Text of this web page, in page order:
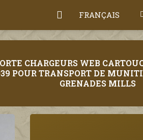
FRANÇAIS
CHARGEURS WEB
POUR TRANSPORT DE
GRENADES MILLS